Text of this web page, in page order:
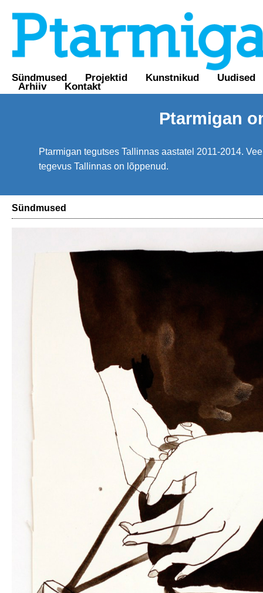
Sündmused Projektid Kunstnikud Uudised
Arhiiv Kontakt
Ptarmigan
Ptarmigan tegutses Tallinnas aastatel 2011-2014.
tegevus Tallinnas on lõppenud.
Sündmused